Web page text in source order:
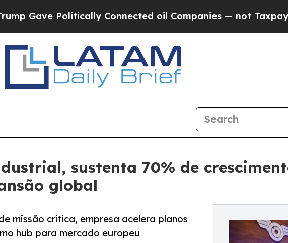
Connected oil Companies — not Taxpayers — the
sustenta 70% de
global
missão crítica, empresa acelera planos
hub para mercado europeu